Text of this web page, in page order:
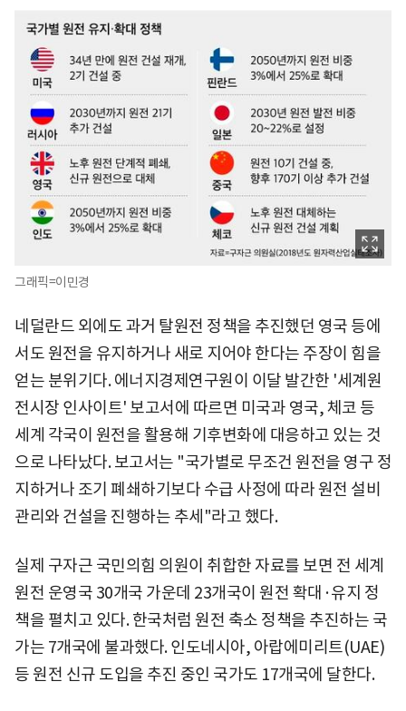
그래픽=이민경
네덜란드 외에도 과거 탈원전 정책을 추진했던 영국 등에
서도 원전을 유지하거나 새로 지어야 한다는 주장이 힘을
얻는 분위기다. 에너지경제연구원이 이달 발간한 '세계원
전시장 인사이트' 보고서에 따르면 미국과 영국, 체코 등
세계 각국이 원전을 활용해 기후변화에 대응하고 있는 것
으로 나타났다. 보고서는 "국가별로 무조건 원전을 영구 정
지하거나 조기 폐쇄하기보다 수급 사정에 따라 원전 설비
관리와 건설을 진행하는 추세"라고 했다.
실제 구자근 국민의힘 의원이 취합한 자료를 보면 전 세계
원전 운영국 30개국 가운데 23개국이 원전 확대·유지 정
책을 펼치고 있다. 한국처럼 원전 축소 정책을 추진하는 국
가는 7개국에 불과했다. 인도네시아, 아랍에미리트(UAE)
등 원전 신규 도입을 추진 중인 국가도 17개국에 달한다.